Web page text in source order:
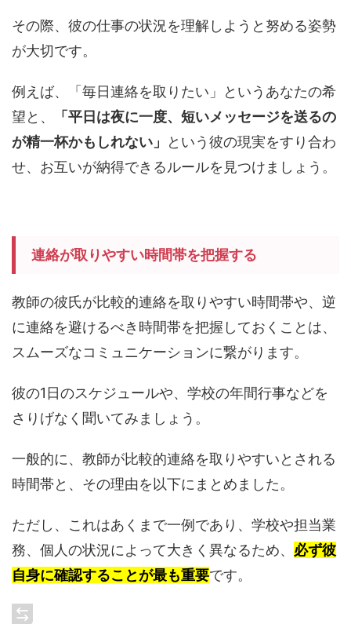
その際、彼の仕事の状況を理解しようと努める姿勢
が大切です。
例えば、「毎日連絡を取りたい」というあなたの希
望と、
「平日は夜に一度、短いメッセージを送るの
が精一杯かもしれない」
という彼の現実をすり合わ
せ、お互いが納得できるルールを見つけましょう。
連絡が取りやすい時間帯を把握する
教師の彼氏が比較的連絡を取りやすい時間帯や、逆
に連絡を避けるべき時間帯を把握しておくことは、
スムーズなコミュニケーションに繋がります。
彼の1日のスケジュールや、学校の年間行事などを
さりげなく聞いてみましょう。
一般的に、教師が比較的連絡を取りやすいとされる
時間帯と、その理由を以下にまとめました。
ただし、これはあくまで一例であり、学校や担当業
務、個人の状況によって大きく異なるため、 必ず彼
自身に確認することが最も重要です。